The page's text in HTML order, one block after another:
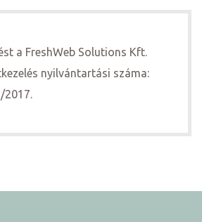
a FreshWeb Solutions Kft.
nyilvántartási száma:
2017.